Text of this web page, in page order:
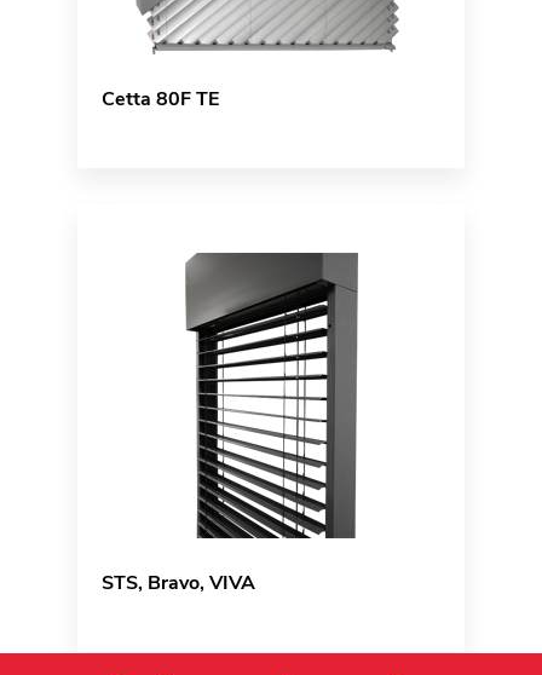
Cetta 80F TE
STS, Bravo, VIVA